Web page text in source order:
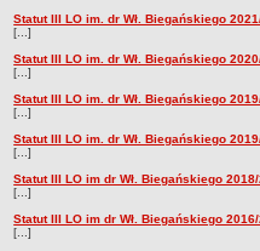
Statut
Ogłoszenie
Zarządzenia
Sprawozdania
Statut III LO im. dr Wł. Biegańskiego
[...]
Statut III LO im. dr Wł. Biegańskiego
[...]
Statut III LO im. dr Wł. Biegańskiego
[...]
Statut III LO im. dr Wł. Biegańskiego
[...]
Statut III LO im dr Wł. Biegańskiego
[...]
Statut III LO im dr Wł. Biegańskiego
[...]